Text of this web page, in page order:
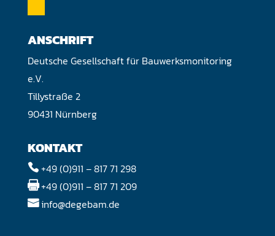
ANSCHRIFT
Deutsche Gesellschaft für Bauwerksmonitoring
e.V.
Tillystraße 2
90431 Nürnberg
KONTAKT
 +49 (0)911 – 817 71 298
+49 (0)911 – 817 71 209
 info@degebam.de